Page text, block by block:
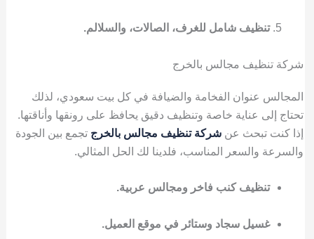
تنظيف شامل للغرف، الصالات، والسلالم.
شركة تنظيف مجالس بالخرج
المجالس عنوان الفخامة والضيافة في كل بيت سعودي، لذلك
تحتاج إلى عناية خاصة وتنظيف دقيق يحافظ على رونقها وأناقتها.
إذا كنت تبحث عن شركة تنظيف مجالس بالخرج تجمع بين الجودة
والسرعة والسعر المناسب، فلدينا لك الحل المثالي.
تنظيف كنب فاخر ومجالس عربية.
غسيل سجاد وستائر في موقع العميل.